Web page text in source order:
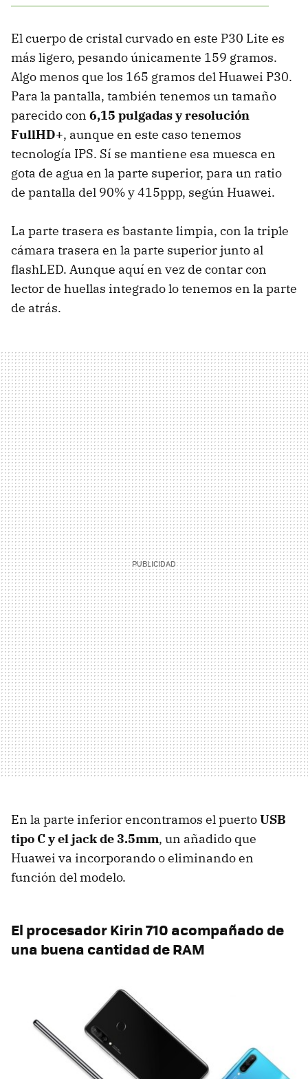
El cuerpo de cristal curvado en este P30 Lite es
más ligero, pesando únicamente 159 gramos.
Algo menos que los 165 gramos del Huawei P30.
Para la pantalla, también tenemos un tamaño
parecido con 6,15 pulgadas y resolución
FullHD+, aunque en este caso tenemos
tecnología IPS. Sí se mantiene esa muesca en
gota de agua en la parte superior, para un ratio
de pantalla del 90% y 415ppp, según Huawei.
La parte trasera es bastante limpia, con la triple
cámara trasera en la parte superior junto al
flashLED. Aunque aquí en vez de contar con
lector de huellas integrado lo tenemos en la parte
de atrás.
En la parte inferior encontramos el puertoUSB
tipo C y el jack de 3.5mm, un añadido que
Huawei va incorporando o eliminando en
función del modelo.
El procesador Kirin 710 acompañado de
una buena cantidad de RAM